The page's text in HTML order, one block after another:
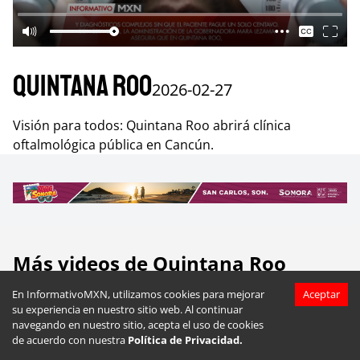
En InformativoMXN, utilizamos cookies para mejorar
su experiencia en nuestro sitio web. Al continuar
navegando en nuestro sitio, acepta el uso de cookies
de acuerdo con nuestra Política de Privacidad.
Aceptar
Quintana Roo2026-02-27
Visión para todos: Quintana Roo abrirá clínica
oftalmológica pública en Cancún.
Más videos de Quintana Roo